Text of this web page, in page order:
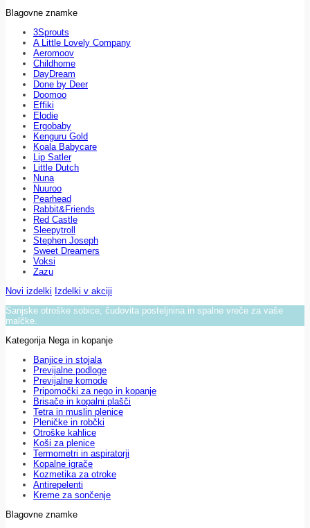
Blagovne znamke
3Sprouts
A Little Lovely Company
Aeromoov
Childhome
DayDream
Done by Deer
Doomoo
Effiki
Elodie
Ergobaby
Kenguru Gold
Koala Babycare
Lip Satler
Little Dutch
Nuna
Nuuroo
Pearhead
Rabbit&Friends
Red Castle
Sleepytroll
Stephen Joseph
Sweet Dreamers
Voksi
Zazu
Novi izdelki Izdelki v akciji
Sanjske otroške sobice, čudovita posteljnina in spalne vreče za vaše
malčke.
Kategorija Nega in kopanje
Banjice in stojala
Previjalne podloge
Previjalne komode
Pripomočki za nego in kopanje
Brisače in kopalni plašči
Tetra in muslin plenice
Pleničke in robčki
Otroške kahlice
Koši za plenice
Termometri in aspiratorji
Kopalne igrače
Kozmetika za otroke
Antirepelenti
Kreme za sončenje
Blagovne znamke